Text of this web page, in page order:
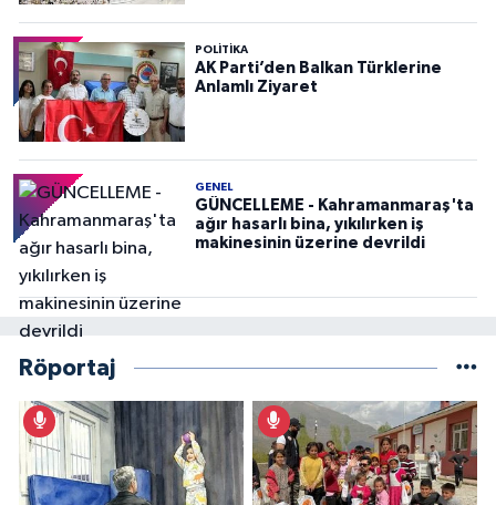
POLITIKA
AK Parti’den Balkan Türklerine
Anlamlı Ziyaret
GENEL
GÜNCELLEME - Kahramanmaraş'ta
ağır hasarlı bina, yıkılırken iş
makinesinin üzerine devrildi
Röportaj